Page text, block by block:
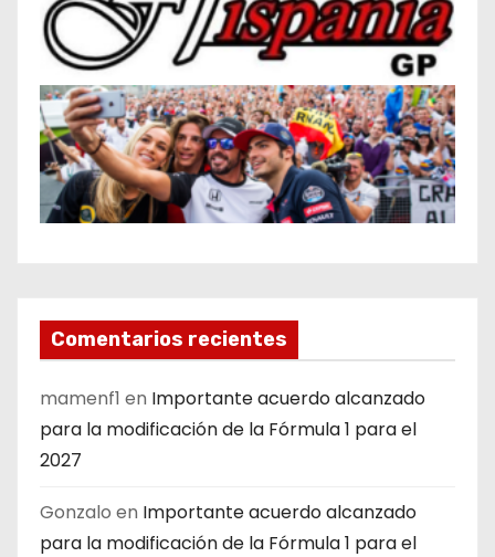
Comentarios recientes
mamenf1 en Importante acuerdo alcanzado
para la modificación de la Fórmula 1 para el
2027
Gonzalo en Importante acuerdo alcanzado
para la modificación de la Fórmula 1 para el